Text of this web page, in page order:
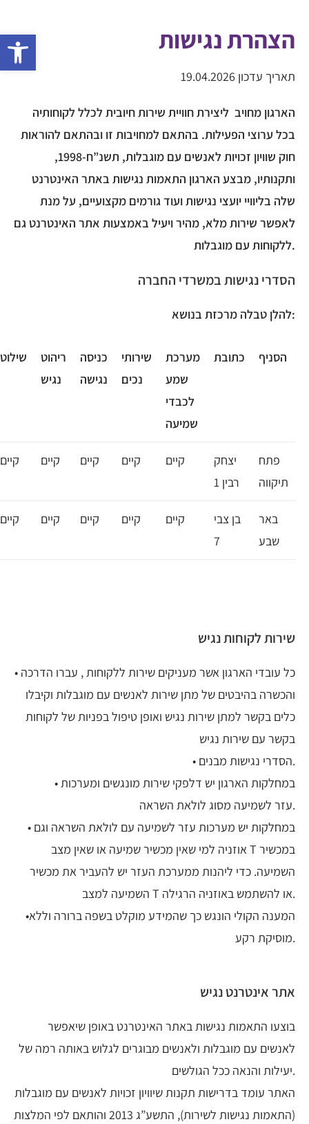
Open toolbar הצהרת נגישות
תאריך עדכון 19.04.2026
הארגון מחויב ליצירת חוויית שירות חיובית לכלל לקוחותיה
בכל ערוצי הפעילות. בהתאם למחויבות זו ובהתאם להוראות
חוק שוויון זכויות לאנשים עם מוגבלות, תשנ”ח-1998,
ותקנותיו, מבצע הארגון התאמות נגישות באתר האינטרנט
שלה בליוויי יועצי נגישות ועוד גורמים מקצועיים, על מנת
לאפשר שירות מלא, מהיר ויעיל באמצעות אתר האינטרנט גם
ללקוחות עם מוגבלות.
הסדרי נגישות במשרדי החברה
להלן טבלה מרכזת בנושא:
שילוט
ריהוט
נגיש
כניסה
נגישה
שירותי
נכים
מערכת
שמע
לכבדי
שמיעה
כתובת הסניף
קיים קיים קיים קיים
יצחק
רבין 1
פתח
תיקווה
קיים קיים קיים קיים
בן צבי
7
באר
שירות לקוחות נגיש
• כל עובדי הארגון אשר מעניקים שירות ללקוחות , עברו הדרכה
והכשרה בהיבטים של מתן שירות לאנשים עם מוגבלות וקיבלו
כלים בקשר למתן שירות נגיש ואופן טיפול בפניות של לקוחות
בקשר עם שירות נגיש
• הסדרי נגישות מבנים.
• במחלקות הארגון יש דלפקי שירות מונגשים ומערכות
עזר לשמיעה מסוג לולאת השראה.
• במחלקות יש מערכות עזר לשמיעה עם לולאת השראה וגם
אוזניה למי שאין מכשיר שמיעה או שאין מצב T במכשיר
השמיעה. כדי ליהנות ממערכת העזר יש להעביר את מכשיר
השמיעה למצב T או להשתמש באוזניה הרגילה.
•המענה הקולי הונגש כך שהמידע מוקלט בשפה ברורה וללא
מוסיקת רקע.
אתר אינטרנט נגיש
בוצעו התאמות נגישות באתר האינטרנט באופן שיאפשר
לאנשים עם מוגבלות ולאנשים מבוגרים לגלוש באותה רמה של
יעילות והנאה ככל הגולשים.
האתר עומד בדרישות תקנות שיוויון זכויות לאנשים עם מוגבלות
(התאמות נגישות לשירות), התשע”ג 2013 והותאם לפי המלצות